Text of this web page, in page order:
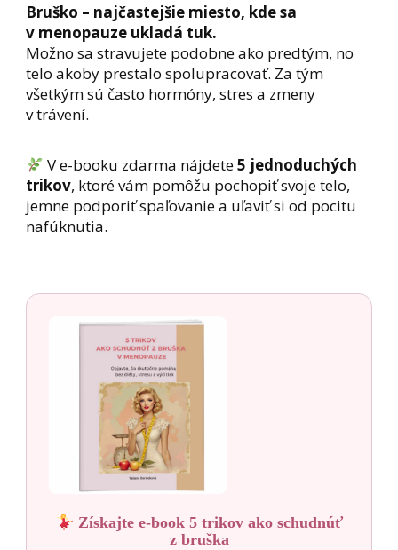
Bruško – najčastejšie miesto, kde sa
v menopauze ukladá tuk.
Možno sa stravujete podobne ako predtým, no
telo akoby prestalo spolupracovať. Za tým
všetkým sú často hormóny, stres a zmeny
v trávení.
V e-booku zdarma nájdete5 jednoduchých
trikov, ktoré vám pomôžu pochopiť svoje telo,
jemne podporiť spaľovanie a uľaviť si od pocitu
nafúknutia.
Získajte e-book 5 trikov ako schudnúť
z bruška